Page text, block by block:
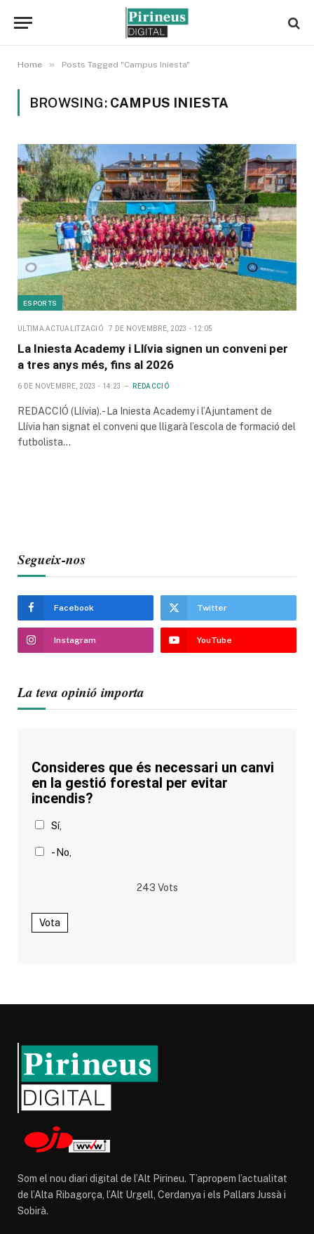
Home » Posts Tagged "Campus Iniesta"
BROWSING: CAMPUS INIESTA
ESPORTS
ULTIMA ACTUALITZACIÓ 7 DE NOVEMBRE, 2023 - 12:05
La Iniesta Academy i Llívia signen un conveni per
a tres anys més, fins al 2026
6 DE NOVEMBRE, 2023 - 14:23 REDACCIÓ
REDACCIÓ (Llívia).- La Iniesta Academy i l’Ajuntament de
Llívia han signat el conveni que lligarà l’escola de formació del
futbolista…
Segueix-nos
Facebook Twitter
Instagram YouTube
La teva opinió importa
Consideres que és necessari un canvi
en la gestió forestal per evitar
incendis?
Sí,
- No,
243 Vots
Vota
Som el nou diari digital de l’Alt Pirineu. T’apropem l’actualitat
de l’Alta Ribagorça, l’Alt Urgell, Cerdanya i els Pallars Jussà i
Sobirà.